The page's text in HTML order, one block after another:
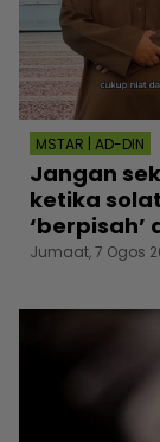
MSTAR | AD-DIN
Jangan
ketika
Jumaat, 7 Ogos